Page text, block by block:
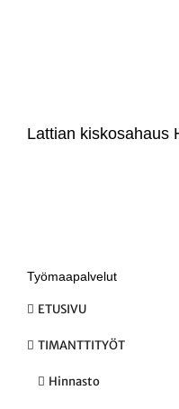
Lattian kiskosahaus
Työmaapalvelut
ETUSIVU
TIMANTTITYÖT
Hinnasto